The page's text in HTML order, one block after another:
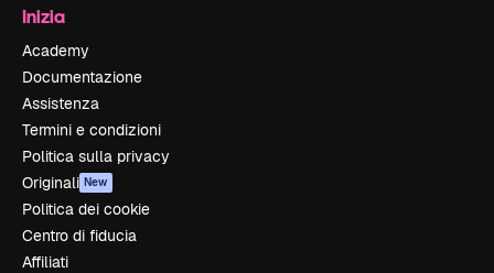
Inizia
Academy
Documentazione
Assistenza
Termini e condizioni
Politica sulla privacy
Originali New
Politica dei cookie
Centro di fiducia
Affiliati